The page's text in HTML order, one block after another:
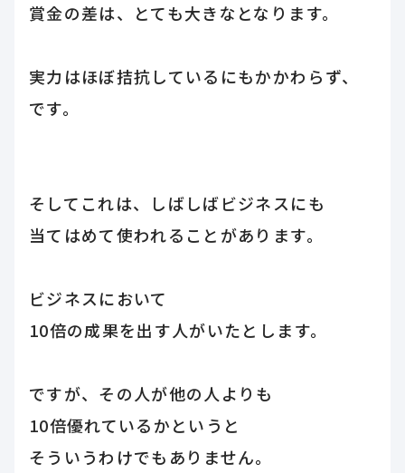
賞金の差は、とても大きなとなります。
実力はほぼ拮抗しているにもかかわらず、
です。
そしてこれは、しばしばビジネスにも
当てはめて使われることがあります。
ビジネスにおいて
10倍の成果を出す人がいたとします。
ですが、その人が他の人よりも
10倍優れているかというと
そういうわけでもありません。